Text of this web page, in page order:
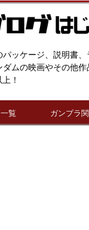
ッケージ、説明書
ムの映画やその他
！
覧 ガンプラ